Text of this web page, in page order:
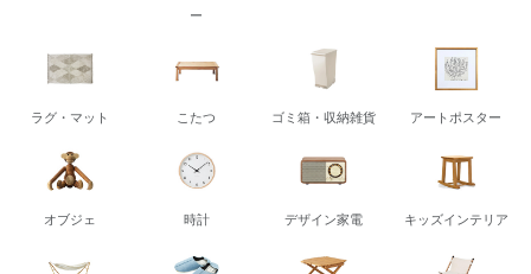
ー
ラグ・マット こたつ ゴミ箱・収納雑貨 アートポスター
オブジェ 時計 デザイン家電 キッズインテリア